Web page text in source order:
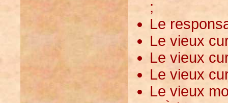
;
Le
Le vieux
Le vieux
Le vieux
Le vieux